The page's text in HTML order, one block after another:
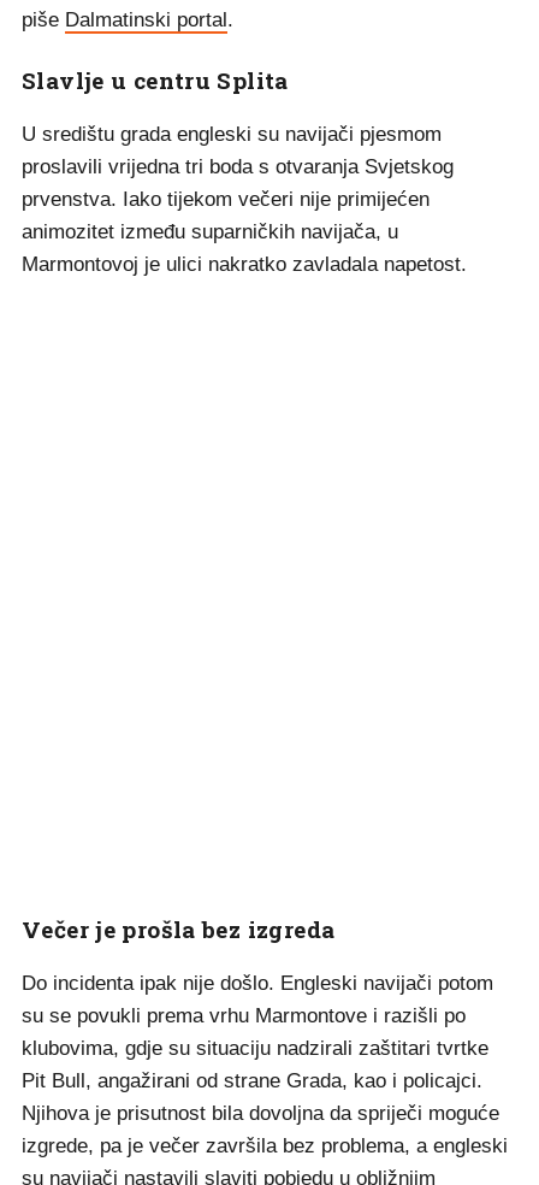
piše Dalmatinski portal.
Slavlje u centru Splita
U središtu grada engleski su navijači pjesmom
proslavili vrijedna tri boda s otvaranja Svjetskog
prvenstva. Iako tijekom večeri nije primijećen
animozitet između suparničkih navijača, u
Marmontovoj je ulici nakratko zavladala napetost.
Večer je prošla bez izgreda
Do incidenta ipak nije došlo. Engleski navijači potom
su se povukli prema vrhu Marmontove i razišli po
klubovima, gdje su situaciju nadzirali zaštitari tvrtke
Pit Bull, angažirani od strane Grada, kao i policajci.
Njihova je prisutnost bila dovoljna da spriječi moguće
izgrede, pa je večer završila bez problema, a engleski
su navijači nastavili slaviti pobjedu u obližnjim